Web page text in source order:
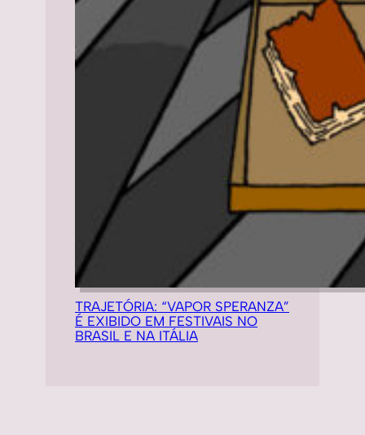
TRAJETÓRIA: “VAPOR SPERANZA”
É EXIBIDO EM FESTIVAIS NO
BRASIL E NA ITÁLIA